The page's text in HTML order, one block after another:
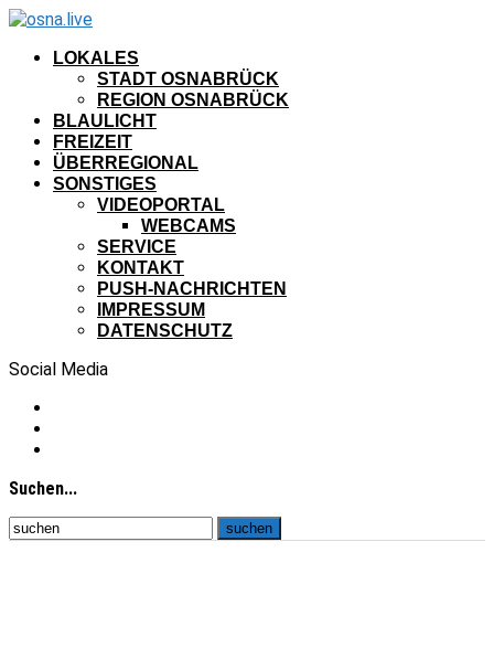
LOKALES
STADT OSNABRÜCK
REGION OSNABRÜCK
BLAULICHT
FREIZEIT
ÜBERREGIONAL
SONSTIGES
VIDEOPORTAL
WEBCAMS
SERVICE
KONTAKT
PUSH-NACHRICHTEN
IMPRESSUM
DATENSCHUTZ
Social Media
Suchen...